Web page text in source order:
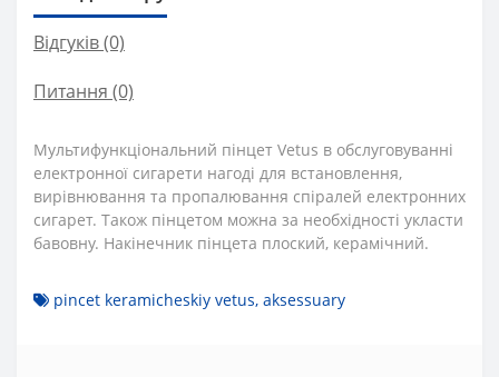
Відгуків (0)
Питання (0)
Мультифункціональний пінцет Vetus в обслуговуванні
електронної сигарети нагоді для встановлення,
вирівнювання та пропалювання спіралей електронних
сигарет. Також пінцетом можна за необхідності укласти
бавовну. Накінечник пінцета плоский, керамічний.
pincet keramicheskiy vetus, aksessuary